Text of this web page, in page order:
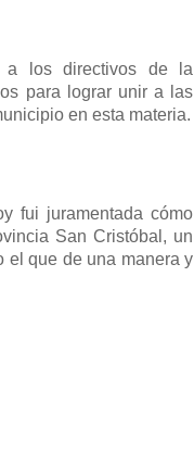
a los directivos de la
para lograr unir a las
en esta materia.
fui juramentada cómo
San Cristóbal, un
el que de una manera y